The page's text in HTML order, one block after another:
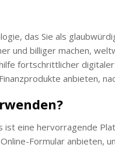
das Sie als
und billiger machen,
fortschrittlicher
anbieten,
ist eine hervorragende
Formular